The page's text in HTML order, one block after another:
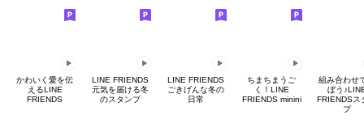
かわいく愛を伝
えるLINE
FRIENDS
LINE FRIENDS
元気を届ける冬
のスタンプ
LINE FRIENDS
ごきげんな冬の
日常
ちまちまうご
く！LINE
FRIENDS minini
組み合わせ
ぼう
FRIENDSス
プ